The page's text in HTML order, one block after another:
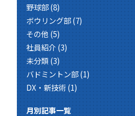
野球部(8)
ボウリング部(7)
その他(5)
社員紹介 (3)
未分類(3)
バドミントン部(1)
DX・新技術(1)
月別記事一覧